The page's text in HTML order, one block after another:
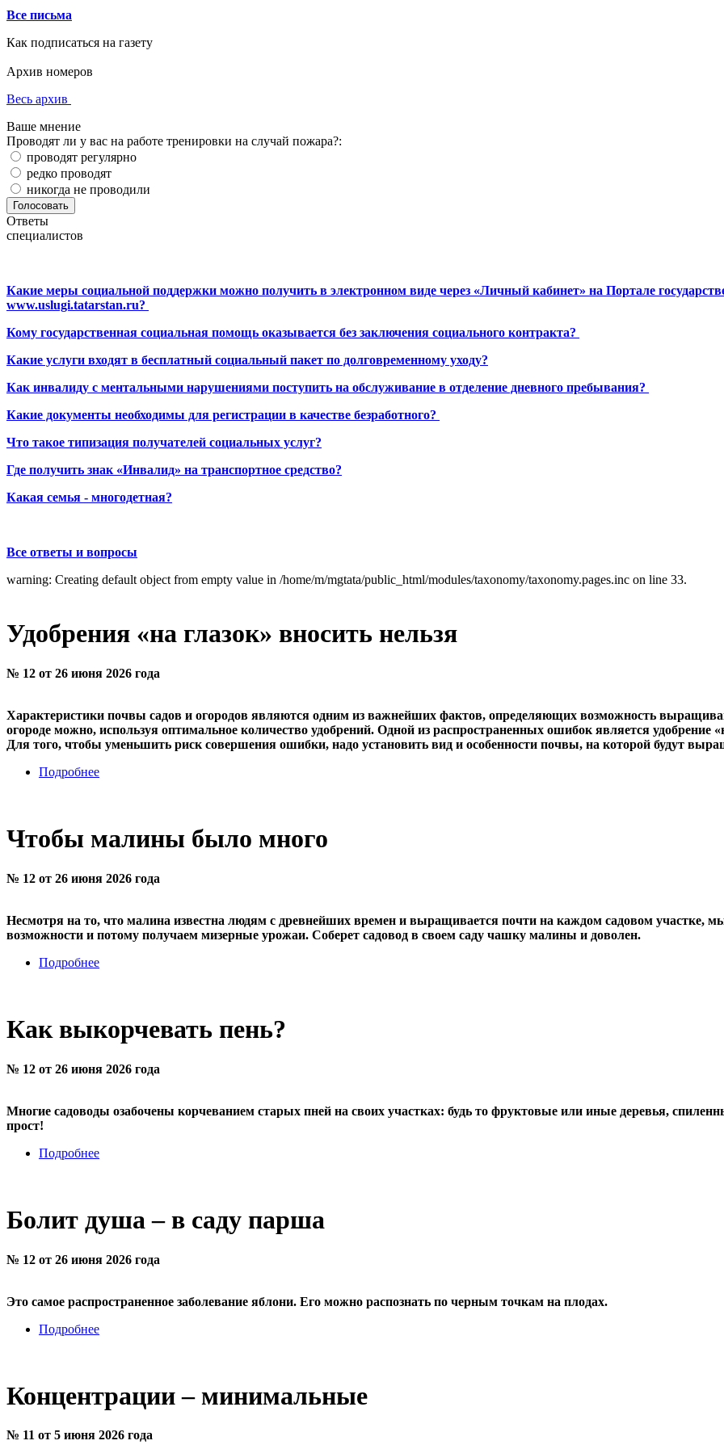
Все письма
Как подписаться на газету
Архив номеров
Весь архив
Ваше мнение
Проводят ли у вас на работе тренировки на случай пожара?:
проводят регулярно
редко проводят
никогда не проводили
Ответы
специалистов
Какие меры социальной поддержки можно получить в электронном виде через «Личный кабинет» на Портале
www.uslugi.tatarstan.ru?
Кому государственная социальная помощь оказывается без заключения социального контракта?
Какие услуги входят в бесплатный социальный пакет по долговременному уходу?
Как инвалиду с ментальными нарушениями поступить на обслуживание в отделение дневного пребывания?
Какие документы необходимы для регистрации в качестве безработного?
Что такое типизация получателей социальных услуг?
Где получить знак «Инвалид» на транспортное средство?
Какая семья - многодетная?
Все ответы и вопросы
warning: Creating default object from empty value in /home/m/mgtata/public_html/modules/taxonomy/taxonomy.pages.inc on line 33.
Удобрения «на глазок» вносить нельзя
№ 12 от 26 июня 2026 года
Характеристики почвы садов и огородов являются одним из важнейших фактов, определяющих возможность
огороде можно, используя оптимальное количество удобрений. Одной из распространенных ошибок является
Для того, чтобы уменьшить риск совершения ошибки, надо установить вид и особенности почвы, на которой будут
Подробнее
Чтобы малины было много
№ 12 от 26 июня 2026 года
Несмотря на то, что малина известна людям с древнейших времен и выращивается почти на каждом садовом участке, мы
возможности и потому получаем мизерные урожаи. Соберет садовод в своем саду чашку малины и доволен.
Подробнее
Как выкорчевать пень?
№ 12 от 26 июня 2026 года
Многие садоводы озабочены корчеванием старых пней на своих участках: будь то фруктовые или иные деревья,
прост!
Подробнее
Болит душа – в саду парша
№ 12 от 26 июня 2026 года
Это самое распространенное заболевание яблони. Его можно распознать по черным точкам на плодах.
Подробнее
Концентрации – минимальные
№ 11 от 5 июня 2026 года